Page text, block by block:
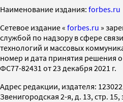
Наименование издания: forbes.ru
Cетевое издание « forbes.ru »
службой по надзору в сфере
технологий и массовых
номер и дата принятия решения
ФС77-82431 от 23 декабря 2021 г.
Адрес редакции, издателя:
Звенигородская 2-я, д. 13, стр. 15,